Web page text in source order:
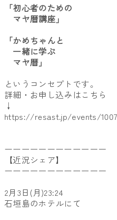
「初心者のための
マヤ暦講座」
「かめちゃんと
一緒に学ぶ
マヤ暦」
というコンセプトです。
詳細・お申し込みはこちら
↓
https://resast.jp/events/
ーーーーーーーーーーーー
【近況シェア】
ーーーーーーーーーーーー
2月3日(月)23:24
石垣島のホテルにて